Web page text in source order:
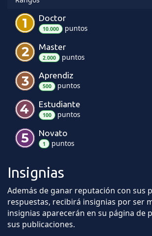
Doctor
10.000 puntos
Master
2.000 puntos
Aprendiz
500 puntos
Estudiante
100 puntos
Novato
1 puntos
Insignias
Además de ganar reputación con sus
respuestas, recibirá insignias por ser
insignias aparecerán en su página de
sus publicaciones.